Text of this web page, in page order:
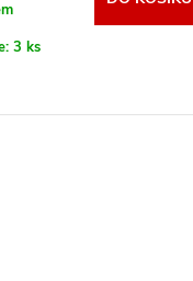
3 ks